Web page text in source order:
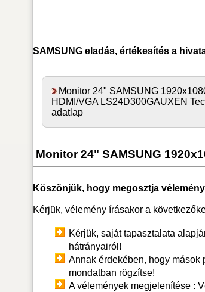
SAMSUNGeladás, értékesítés a
Monitor 24" SAMSUNG
HDMI/VGA LS24D300GAUXEN
adatlap
Monitor 24" SAMSUNG
Köszönjük, hogy megosztja
Kérjük, vélemény írásakor a
Kérjük, saját tapasztalata
hátrányairól!
Annak érdekében, hogy mások
mondatban rögzítse!
A vélemények megjelenítése :